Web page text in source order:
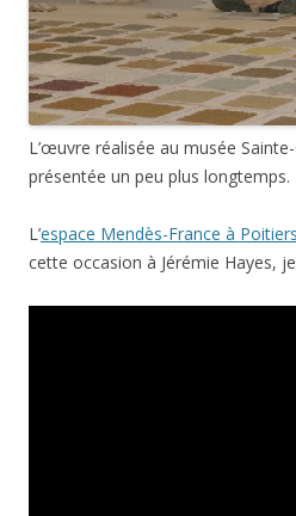
L’œuvre réalisée au musée
présentée un peu plus longtemps.
L’espace Mendès-France à Poitiers
cette occasion à Jérémie Hayes,